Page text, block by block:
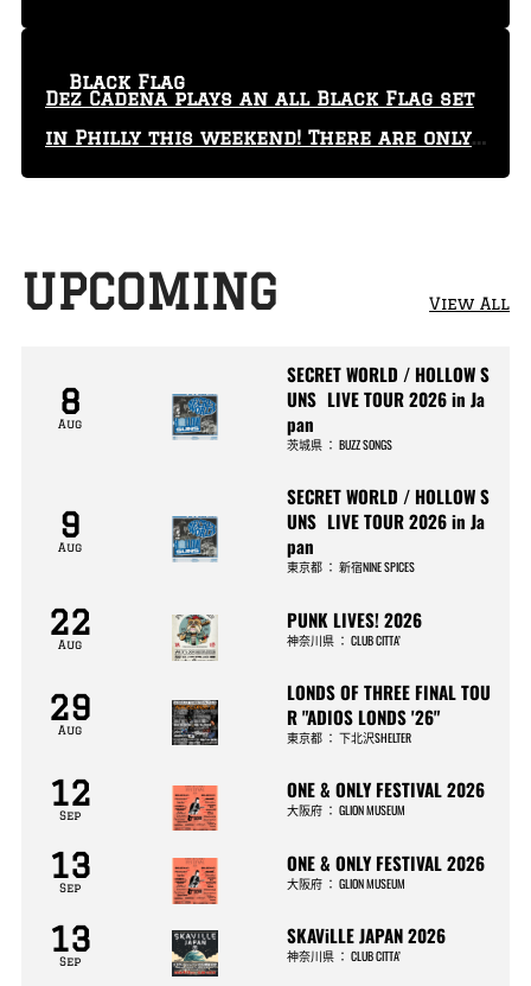
Dez Cadena plays an all Black Flag set
in Philly this weekend! There are only
29 tickets left!
Black Flag
UPCOMING View All
8
Aug
SECRET WORLD / HOLLOW S
UNS LIVE TOUR 2026 in Ja
pan
茨城県 ：BUZZ SONGS
9
Aug
SECRET WORLD / HOLLOW S
UNS LIVE TOUR 2026 in Ja
pan
東京都 ：新宿NINE SPICES
22
Aug
PUNK LIVES! 2026
神奈川県 ：CLUB CITTA’
29
Aug
LONDS OF THREE FINAL TOU
R "ADIOS LONDS '26"
東京都 ：下北沢SHELTER
12
Sep
ONE & ONLY FESTIVAL 2026
大阪府 ：GLION MUSEUM
13
Sep
ONE & ONLY FESTIVAL 2026
大阪府 ：GLION MUSEUM
13
Sep
SKAViLLE JAPAN 2026
神奈川県 ：CLUB CITTA’